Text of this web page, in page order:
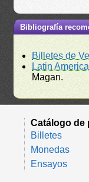
Bibliografía
Billetes de
Latin
Magan.
Catálogo de
Billetes
Monedas
Ensayos